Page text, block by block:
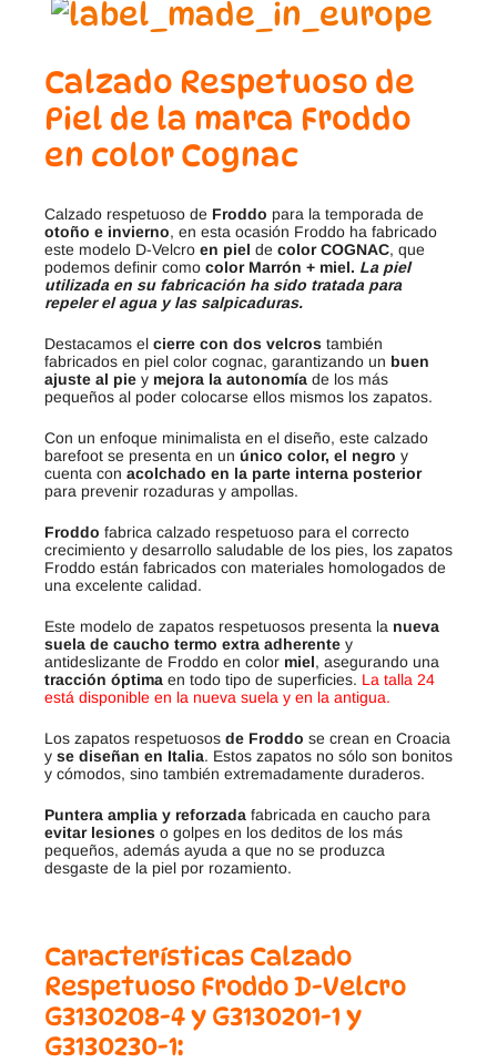
Calzado Respetuoso de
Piel de la marca Froddo
en color Cognac
Calzado respetuoso de Froddo para la temporada de
otoño e invierno, en esta ocasión Froddo ha fabricado
este modelo D-Velcro en piel de color COGNAC, que
podemos definir como color Marrón + miel. La piel
utilizada en su fabricación ha sido tratada para
repeler el agua y las salpicaduras.
Destacamos el cierre con dos velcros también
fabricados en piel color cognac, garantizando un buen
ajuste al pie y mejora la autonomía de los más
pequeños al poder colocarse ellos mismos los zapatos.
Con un enfoque minimalista en el diseño, este calzado
barefoot se presenta en un único color, el negro y
cuenta con acolchado en la parte interna posterior
para prevenir rozaduras y ampollas.
Froddo fabrica calzado respetuoso para el correcto
crecimiento y desarrollo saludable de los pies, los zapatos
Froddo están fabricados con materiales homologados de
una excelente calidad.
Este modelo de zapatos respetuosos presenta la nueva
suela de caucho termo extra adherente y
antideslizante de Froddo en color miel, asegurando una
tracción óptima en todo tipo de superficies. La talla 24
está disponible en la nueva suela y en la antigua.
Los zapatos respetuosos de Froddo se crean en Croacia
y se diseñan en Italia. Estos zapatos no sólo son bonitos
y cómodos, sino también extremadamente duraderos.
Puntera amplia y reforzada fabricada en caucho para
evitar lesiones o golpes en los deditos de los más
pequeños, además ayuda a que no se produzca
desgaste de la piel por rozamiento.
Características Calzado
Respetuoso Froddo D-Velcro
G3130208-4 y G3130201-1 y
G3130230-1: